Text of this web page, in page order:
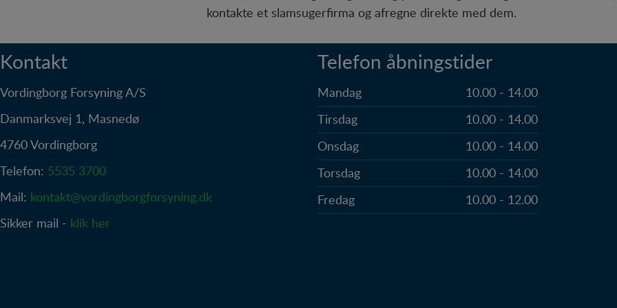
kontakte et slamsugerfirma og afregne direkte med dem.
Kontakt
Vordingborg Forsyning A/S
Danmarksvej 1, Masnedø
4760 Vordingborg
Telefon: 5535 3700
Mail: kontakt@vordingborgforsyning.dk
Sikker mail - klik her
Telefon åbningstider
Mandag
10.00 - 14.00
Tirsdag
10.00 - 14.00
Onsdag
10.00 - 14.00
Torsdag
10.00 - 14.00
Fredag
10.00 - 12.00
indhold, som kan være interessant for den enkelte bruger.